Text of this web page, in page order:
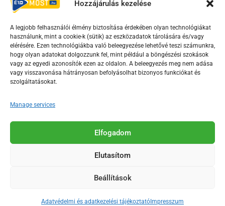
Hozzájárulás kezelése
A legjobb felhasználói élmény biztosítása érdekében olyan technológiákat
használunk, mint a cookie-k (sütik) az eszközadatok tárolására és/vagy
elérésére. Ezen technológiákba való beleegyezése lehetővé teszi számunkra,
hogy olyan adatokat dolgozzunk fel, mint például a böngészési szokások
vagy az egyedi azonosítók ezen az oldalon. A beleegyezés meg nem adása
vagy visszavonása hátrányosan befolyásolhat bizonyos funkciókat és
szolgáltatásokat.
Manage services
Elfogadom
Elutasítom
Beállítások
Adatvédelmi és adatkezelési tájékoztató Impresszum
Irányelvek Moderálási szabályzat
F
a
c
e
o
o
-
Y
o
u
t
b
e
s
r
T
i
k
Az Érd Média médiaszolgáltatási tevékenységét a
Médiatanács a Magyar Média Mecenatúra program
2018-2026. © Minden jog fenntartva, Érd Megyei Jogú Város